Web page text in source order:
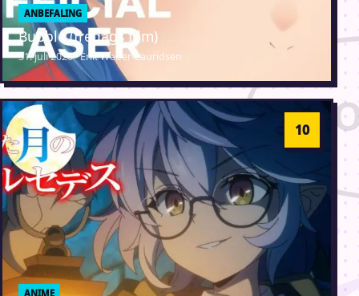
ANBEFALING
Bubble (fredags film)
31. juli 2026 · Erik Weber-Lauridsen
ANIME